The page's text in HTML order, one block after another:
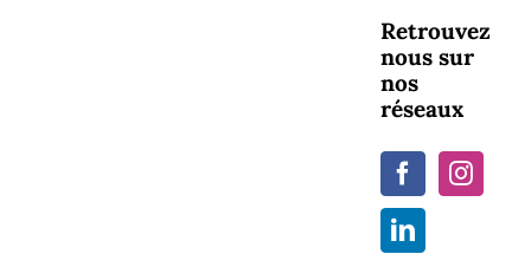
Retrouvez
nous sur
nos
réseaux